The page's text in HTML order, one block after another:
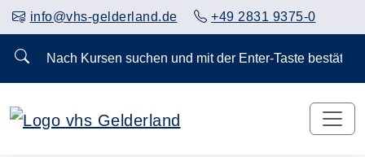
info@vhs-gelderland.de +49 2831 9375-0
Nach Kursen suchen und mit der Enter-Taste